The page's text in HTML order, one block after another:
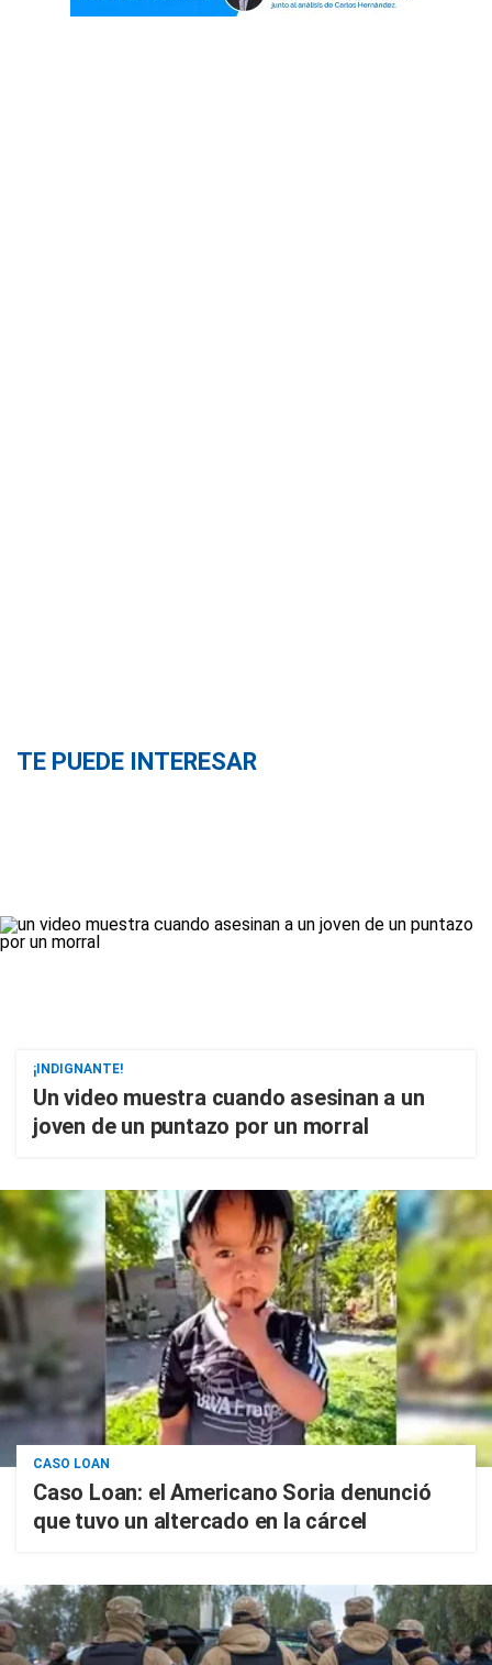
TE PUEDE INTERESAR
¡INDIGNANTE!
Un video muestra cuando asesinan a un
joven de un puntazo por un morral
CASO LOAN
Caso Loan: el Americano Soria denunció
que tuvo un altercado en la cárcel